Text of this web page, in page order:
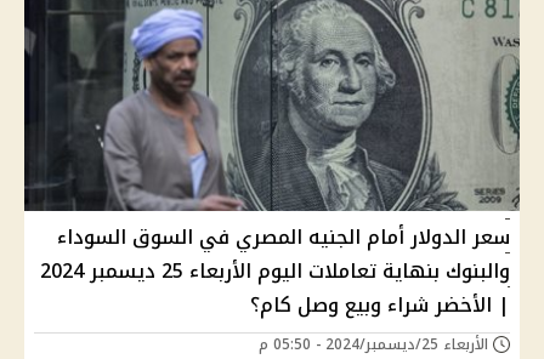
سعر الدولار أمام الجنيه المصري في السوق السوداء
والبنوك بنهاية تعاملات اليوم الأربعاء 25 ديسمبر 2024
| الأخضر شراء وبيع وصل كام؟
الأربعاء 25/ديسمبر/2024 - 05:50 م